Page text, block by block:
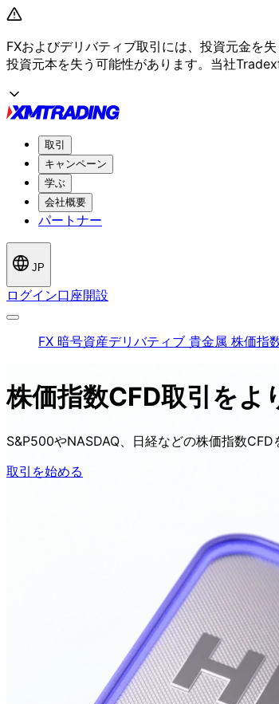
FXおよびデリバティブ取引には、 投資元金を失
投資元本を失う 可能性があります。 当社
取引
キャンペーン
学ぶ
会社概要
パートナー
JP
ログイン口座開設
FX 暗号資産デリバティブ 貴金属 株価指
株価指数CFD取引をよ
S&P500やNASDAQ、 日経などの株価指数CFD
取引を始める